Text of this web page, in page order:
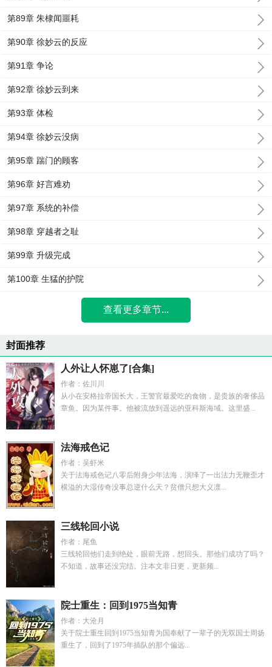
第89章 朱棣闻噩耗
第90章 徐妙云的反应
第91章 争论
第92章 徐妙云到来
第93章 体检
第94章 徐妙云没病
第95章 踹门的顾客
第96章 好言难劝
第97章 系统的补偿
第98章 穿越者之耻
第99章 升级完成
第100章 生猛的护院
查看更多章节...
封面推荐
人外让人怀崽了[合集]
作者：佐川川
从小在安格拉帝国长大，王警官最爱吃的食物，是贵族的奢侈品
章鱼。因为某件事。他被流放到遥远的亚科斯海域。这里盛...
法海戒色记
作者：吴虾米
关于法海戒色记八零后附身少年法海，演绎了一出法力无鞭歪才
横溢的大湿传奇没事总逆什么天？贫僧只想大义凛...
三线轮回小说
作者：尾鱼
三线轮回他们走到绝处，眼前无路，想回头。那他们成功了吗？
不知道，故事还没完结。注本文非日更，更新频...
院士重生：回到1975当知青
作者：大沧月
关于院士重生回到1975当知青为国奉献了一辈子的无双国士周扬
重生了，回到了1975年插队的那个偏远...